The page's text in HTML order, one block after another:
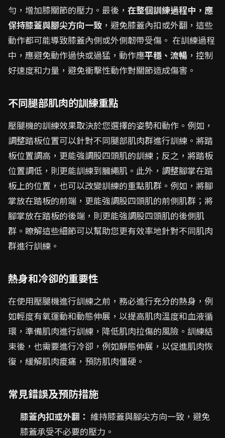
勻，增加膝關節的壓力。最後， 在整個訓練過程中，應
保持膝蓋與腳尖方向一致 ，避免膝蓋內扣或外翻，這些
動作都可能導致膝蓋內側或外側韌帶受傷。 在訓練過程
中，應避免動作過快或過猛，動作應平穩、流暢 ，控制
好速度和力量，避免衝擊性動作對關節造成傷害。
不同腿部肌肉的訓練重點
壓腿機的訓練效果取決於您選擇的姿勢和動作。例如，
調整踏板位置可以針對不同腿部肌肉群進行訓練。將踏
板位置調高，更能強調股四頭肌的訓練；反之，將踏板
位置調低，則更能訓練到膕繩肌。此外，調整腳掌在踏
板上的位置，也可以改變訓練的重點肌群。例如，將腳
掌放在踏板的前端，更能強調股四頭肌的前側肌群；將
腳掌放在踏板的後端，則更能強調股四頭肌的後側肌
群。瞭解這些細節可以幫助您更有效率地針對不同肌肉
群進行訓練。
熱身和冷卻的重要性
在使用壓腿機進行訓練之前，務必進行充分的熱身，例
如輕度有氧運動和動態伸展，以提高肌肉溫度和血液循
環，準備肌肉進行訓練，降低肌肉拉傷的風險。訓練結
束後，也需要進行冷卻，例如靜態伸展，以促進肌肉恢
復，緩解肌肉痠痛，預防肌肉僵硬。
常見錯誤及預防措施
膝蓋內扣或外翻： 維持膝蓋與腳尖方向一致，避免
膝蓋承受不必要的壓力。